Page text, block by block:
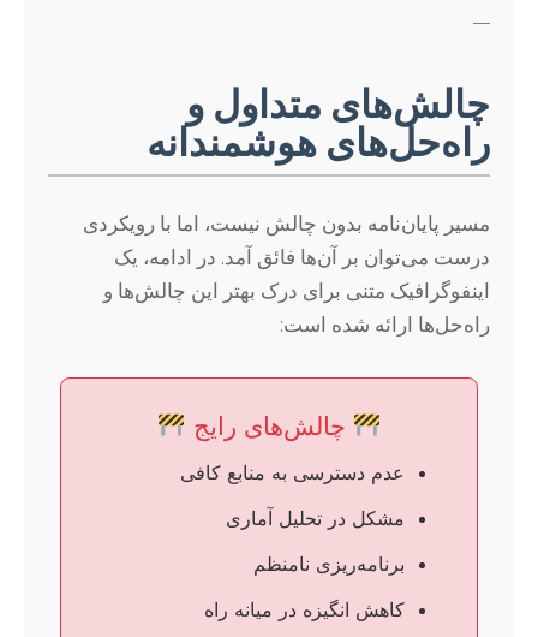
—
چالش‌های متداول و
راه‌حل‌های هوشمندانه
مسیر پایان‌نامه بدون چالش نیست، اما با رویکردی
درست می‌توان بر آن‌ها فائق آمد. در ادامه، یک
اینفوگرافیک متنی برای درک بهتر این چالش‌ها و
راه‌حل‌ها ارائه شده است:
چالش‌های رایج
عدم دسترسی به منابع کافی
مشکل در تحلیل آماری
برنامه‌ریزی نامنظم
کاهش انگیزه در میانه راه